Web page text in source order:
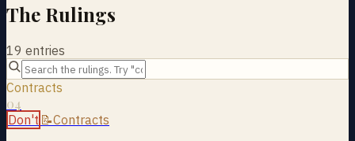
The Rulings
19 entries
Contracts
04
Don't 📝Contracts